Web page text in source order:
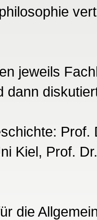
jeweils
dann
Kiel, Prof.
die